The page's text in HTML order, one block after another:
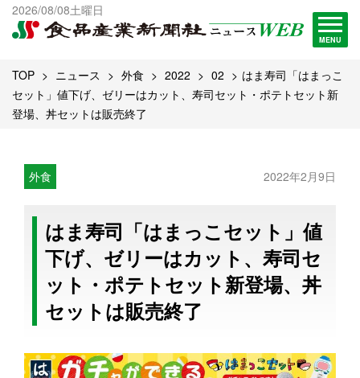
2026/08/08土曜日
MENU
出版物一覧へ
試読・購読申し込み
TOP ニュース 外食 2022 02
はま寿司「はまっこ
セット」値下げ、ゼリーはカット、寿司セット・ポテトセット新
登場、丼セットは販売終了
外食 2022年2月9日
はま寿司「はまっこセット」値
下げ、ゼリーはカット、寿司セ
ット・ポテトセット新登場、丼
セットは販売終了